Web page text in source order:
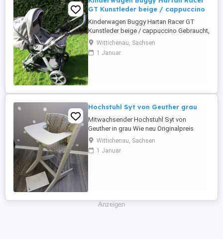
GT Kunstleder beige / cappuccino
Kinderwagen Buggy Hartan Racer GT
Kunstleder beige / cappuccino Gebraucht,
gut erhalten Kaufkriterium war damals,
dass der Kinderwagen aus Kunstleder ist
und somit unempfindlicher bei Regen. Inkl.
Kleine ...
Wittichenau, Sachsen
1 Januar
Hochstuhl Syt von Geuther grau
Mitwachsender Hochstuhl Syt von
Geuther in grau Wie neu Originalpreis
189,97 Euro Belastbarkeit 85 kg Inkl.
Spiel-/Essbrett und Sitzverkleinerer Bei
Bedarf kann die Babyliege Sit ``n Sleep
Wittichenau, Sachsen
1 Januar
Anzeigen